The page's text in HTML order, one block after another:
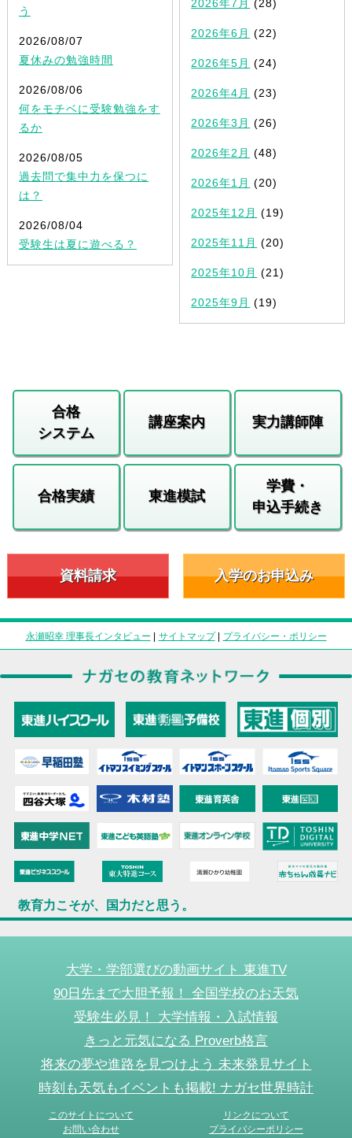
う
2026/08/07
夏休みの勉強時間
2026/08/06
何をモチベに受験勉強をす
るか
2026/08/05
過去問で集中力を保つに
は？
2026/08/04
受験生は夏に遊べる？
2026年7月 (28)
2026年6月 (22)
2026年5月 (24)
2026年4月 (23)
2026年3月 (26)
2026年2月 (48)
2026年1月 (20)
2025年12月 (19)
2025年11月 (20)
2025年10月 (21)
2025年9月 (19)
合格
システム
講座案内 実力講師陣
合格実績 東進模試
学費・
申込手続き
資料請求 入学のお申込み
永瀬昭幸 理事長インタビュー | サイトマップ| プライバシー・ポリシー
教育力こそが、国力だと思う。
大学・学部選びの動画サイト 東進TV
90日先まで大胆予報！ 全国学校のお天気
受験生必見！ 大学情報・入試情報
きっと元気になる Proverb格言
将来の夢や進路を見つけよう 未来発見サイト
時刻も天気もイベントも掲載! ナガセ世界時計
このサイトについて
リンクについて
お問い合わせ
プライバシーポリシー